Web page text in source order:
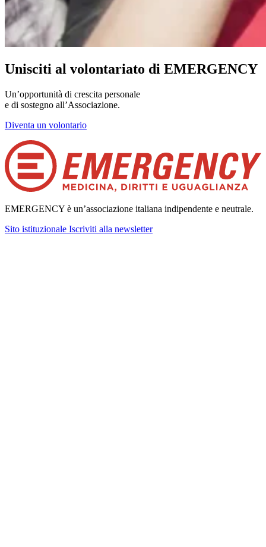
Unisciti al volontariato di EMERGENCY
Un’opportunità di crescita personale
e di sostegno all’Associazione.
Diventa un volontario
EMERGENCY è un’associazione italiana indipendente e neutrale.
Sito istituzionale Iscriviti alla newsletter